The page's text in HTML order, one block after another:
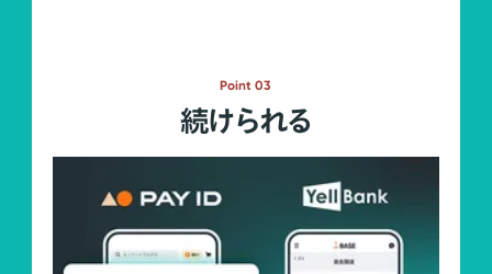
Point 03
続けられる